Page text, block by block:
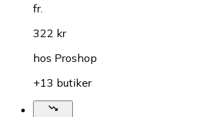
fr.
322 kr
hos Proshop
+13 butiker